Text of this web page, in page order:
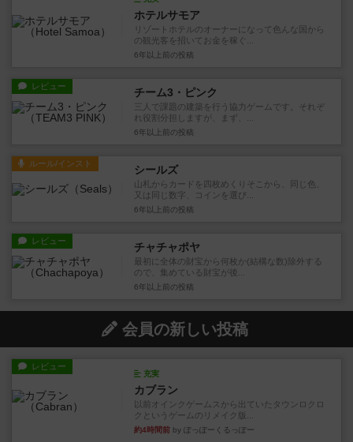
ホテルサモア
リゾートホテルのオーナーになって色んな国から
の観光客を招いてお金を稼ぐ...
6年以上前 の投稿
レビュー チーム3・ピンク
三人で課題の建築を行う協力ゲームです。それぞ
れ役割分担しますが、まず、...
6年以上前 の投稿
ルール/インスト シールズ
山札からカードを四枚めくりそこから、同じ色、
又は同じ数字、コインを選び...
6年以上前 の投稿
レビュー チャチャポヤ
最初に全体の財宝から何枚か(結構な数)除外する
ので、集めている財宝が後...
6年以上前 の投稿
会員の新しい投稿
レビュー
充実
カブラン
以前オインクゲームスから出ていたタウンロクロ
クというゲームのリメイク版...
約4時間前 by ぽっぽーくるっぽー